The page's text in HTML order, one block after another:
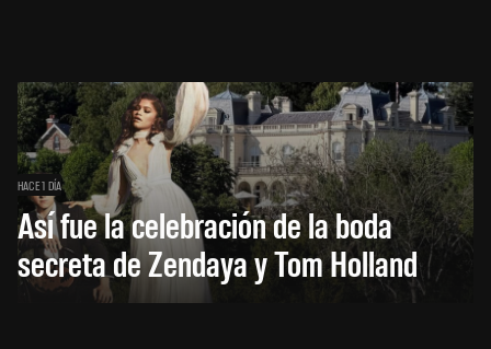
HACE 1 DÍA
Así fue la celebración de la boda
secreta de Zendaya y Tom Holland